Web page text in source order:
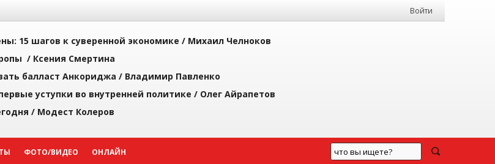
Войти
15 шагов к суверенной экономике / Михаил Челноков
/ Ксения Смертина
балласт Анкориджа / Владимир Павленко
уступки во внутренней политике / Олег Айрапетов
/ Модест Колеров
ФОТО/ВИДЕО ОНЛАЙН